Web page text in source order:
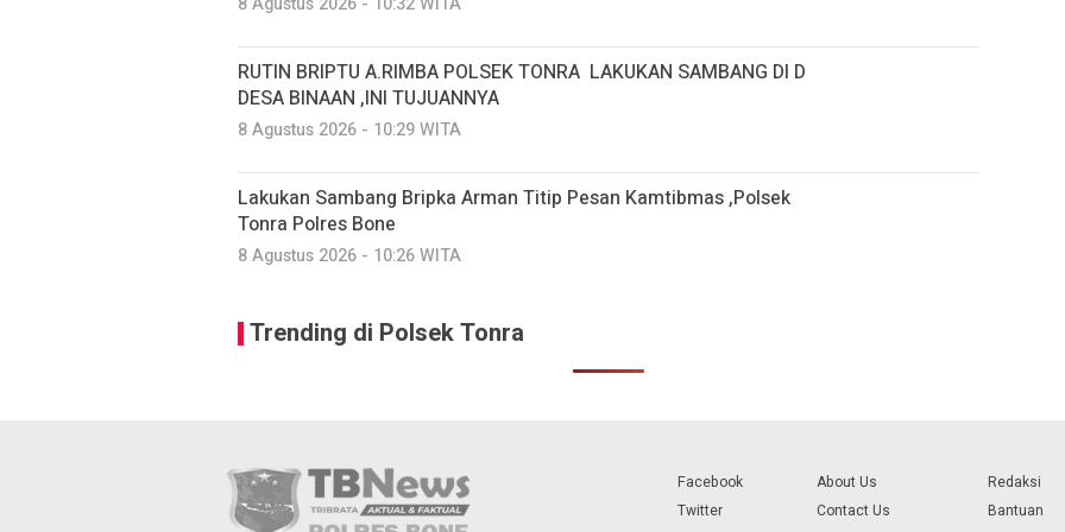
RUTIN BRIPTU A.RIMBA POLSEK TONRA LAKUKAN SAMBANG DI D
DESA BINAAN ,INI TUJUANNYA
8 Agustus 2026 - 10:29 WITA
Lakukan Sambang Bripka Arman Titip Pesan Kamtibmas ,Polsek
Tonra Polres Bone
8 Agustus 2026 - 10:26 WITA
Trending di Polsek Tonra
Facebook
Twitter
About Us
Contact Us
Redaksi
Bantuan